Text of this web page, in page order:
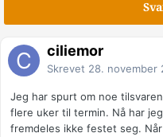
ciliemor
Skrevet 28. november
Jeg har spurt om noe
flere uker til termin. Nå har
fremdeles ikke festet seg.